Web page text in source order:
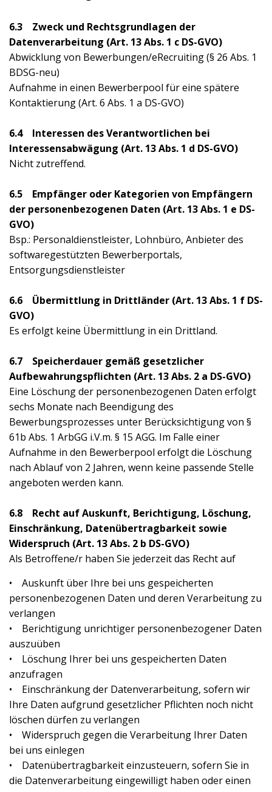
6.3 Zweck und Rechtsgrundlagen der
Datenverarbeitung (Art. 13 Abs. 1 c DS-GVO)
Abwicklung von Bewerbungen/eRecruiting (§ 26 Abs. 1
BDSG-neu)
Aufnahme in einen Bewerberpool für eine spätere
Kontaktierung (Art. 6 Abs. 1 a DS-GVO)
6.4 Interessen des Verantwortlichen bei
Interessensabwägung (Art. 13 Abs. 1 d DS-GVO)
Nicht zutreffend.
6.5 Empfänger oder Kategorien von Empfängern
der personenbezogenen Daten (Art. 13 Abs. 1 e DS-
GVO)
Bsp.: Personaldienstleister, Lohnbüro, Anbieter des
softwaregestützten Bewerberportals,
Entsorgungsdienstleister
6.6 Übermittlung in Drittländer (Art. 13 Abs. 1 f DS-
GVO)
Es erfolgt keine Übermittlung in ein Drittland.
6.7 Speicherdauer gemäß gesetzlicher
Aufbewahrungspflichten (Art. 13 Abs. 2 a DS-GVO)
Eine Löschung der personenbezogenen Daten erfolgt
sechs Monate nach Beendigung des
Bewerbungsprozesses unter Berücksichtigung von §
61b Abs. 1 ArbGG i.V.m. § 15 AGG. Im Falle einer
Aufnahme in den Bewerberpool erfolgt die Löschung
nach Ablauf von 2 Jahren, wenn keine passende Stelle
angeboten werden kann.
6.8 Recht auf Auskunft, Berichtigung, Löschung,
Einschränkung, Datenübertragbarkeit sowie
Widerspruch (Art. 13 Abs. 2 b DS-GVO)
Als Betroffene/r haben Sie jederzeit das Recht auf
• Auskunft über Ihre bei uns gespeicherten
personenbezogenen Daten und deren Verarbeitung zu
verlangen
• Berichtigung unrichtiger personenbezogener Daten
auszuüben
• Löschung Ihrer bei uns gespeicherten Daten
anzufragen
• Einschränkung der Datenverarbeitung, sofern wir
Ihre Daten aufgrund gesetzlicher Pflichten noch nicht
löschen dürfen zu verlangen
• Widerspruch gegen die Verarbeitung Ihrer Daten
bei uns einlegen
• Datenübertragbarkeit einzusteuern, sofern Sie in
die Datenverarbeitung eingewilligt haben oder einen